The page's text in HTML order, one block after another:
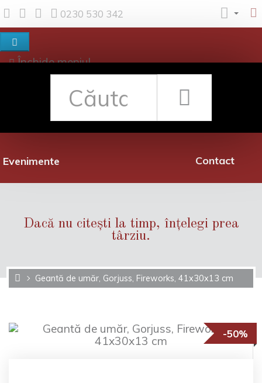
0230 530 342
Închide meniul
Evenimente
Rețea librării
Contact
Dacă nu citești la timp, înțelegi prea
târziu.
Geantă de umăr, Gorjuss, Fireworks, 41x30x13 cm
-50%